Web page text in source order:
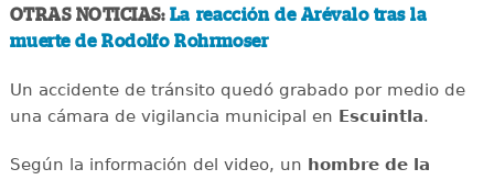
OTRAS NOTICIAS: La reacción de Arévalo tras la
muerte de Rodolfo Rohrmoser
Un accidente de tránsito quedó grabado por medio de
una cámara de vigilancia municipal en Escuintla.
Según la información del video, un hombre de la